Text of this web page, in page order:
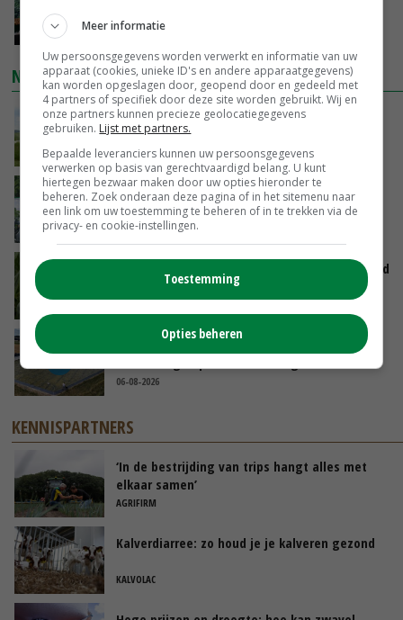
GISTEREN, 13:31
NIEUWSTE VIDEO'S
POAH!: John Deere 7730
GISTEREN, 10:00
Oekraïne-vlogger Kees Huizinga: ‘Bezoek van
de ambassade mag zelf groente plukken’
07-08-2026
Limburgse mais van Frijns doet het verrassend
Droogte veroorzaakt steeds meer problemen:
06-08-2026
KENNISPARTNERS
‘In de bestrijding van trips hangt alles met
elkaar samen’
AGRIFIRM
Kalverdiarree: zo houd je je kalveren gezond
KALVOLAC
Meer informatie
Uw persoonsgegevens worden verwerkt en informatie van uw
apparaat (cookies, unieke ID's en andere apparaatgegevens)
kan worden opgeslagen door, geopend door en gedeeld met
4 partners of specifiek door deze site worden gebruikt. Wij en
onze partners kunnen precieze geolocatiegegevens
gebruiken. Lijst met partners.
Bepaalde leveranciers kunnen uw persoonsgegevens
verwerken op basis van gerechtvaardigd belang. U kunt
hiertegen bezwaar maken door uw opties hieronder te
beheren. Zoek onderaan deze pagina of in het sitemenu naar
een link om uw toestemming te beheren of in te trekken via de
privacy- en cookie-instellingen.
Toestemming
Opties beheren